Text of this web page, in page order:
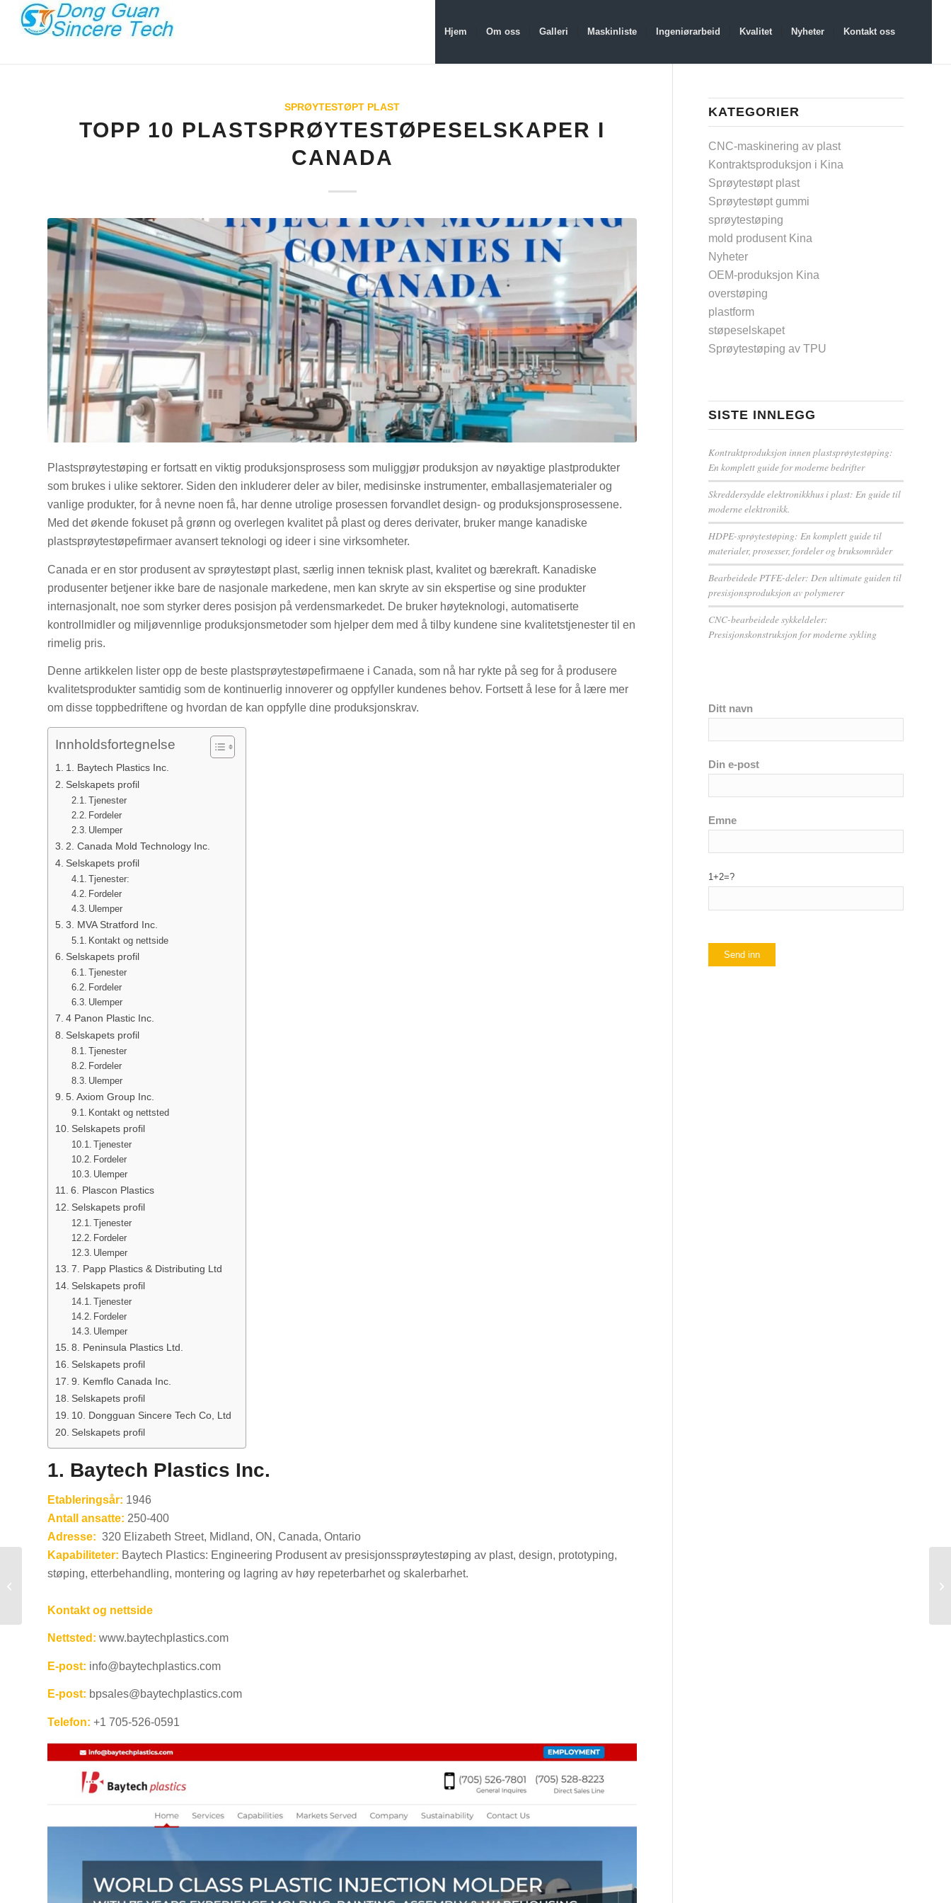
Hjem Om oss Galleri Maskinliste Ingeniørarbeid Kvalitet Nyheter Kontakt oss
SPRØYTESTØPT PLAST
TOPP 10 PLASTSPRØYTESTØPESELSKAPER I
CANADA
Plastsprøytestøping er fortsatt en viktig produksjonsprosess som muliggjør produksjon av nøyaktige plastprodukter
som brukes i ulike sektorer. Siden den inkluderer deler av biler, medisinske instrumenter, emballasjematerialer og
vanlige produkter, for å nevne noen få, har denne utrolige prosessen forvandlet design- og produksjonsprosessene.
Med det økende fokuset på grønn og overlegen kvalitet på plast og deres derivater, bruker mange kanadiske
plastsprøytestøpefirmaer avansert teknologi og ideer i sine virksomheter.
Canada er en stor produsent av sprøytestøpt plast, særlig innen teknisk plast, kvalitet og bærekraft. Kanadiske
produsenter betjener ikke bare de nasjonale markedene, men kan skryte av sin ekspertise og sine produkter
internasjonalt, noe som styrker deres posisjon på verdensmarkedet. De bruker høyteknologi, automatiserte
kontrollmidler og miljøvennlige produksjonsmetoder som hjelper dem med å tilby kundene sine kvalitetstjenester til en
rimelig pris.
Denne artikkelen lister opp de beste plastsprøytestøpefirmaene i Canada, som nå har rykte på seg for å produsere
kvalitetsprodukter samtidig som de kontinuerlig innoverer og oppfyller kundenes behov. Fortsett å lese for å lære mer
om disse toppbedriftene og hvordan de kan oppfylle dine produksjonskrav.
Innholdsfortegnelse
1. Baytech Plastics Inc.
Selskapets profil
Tjenester
Fordeler
Ulemper
2. Canada Mold Technology Inc.
Selskapets profil
Tjenester:
Fordeler
Ulemper
3. MVA Stratford Inc.
Kontakt og nettside
Selskapets profil
Tjenester
Fordeler
Ulemper
4 Panon Plastic Inc.
Selskapets profil
Tjenester
Fordeler
Ulemper
5. Axiom Group Inc.
Kontakt og nettsted
Selskapets profil
Tjenester
Fordeler
Ulemper
6. Plascon Plastics
Selskapets profil
Tjenester
Fordeler
Ulemper
7. Papp Plastics & Distributing Ltd
Selskapets profil
Tjenester
Fordeler
Ulemper
8. Peninsula Plastics Ltd.
Selskapets profil
9. Kemflo Canada Inc.
Selskapets profil
10. Dongguan Sincere Tech Co, Ltd
Selskapets profil
1. Baytech Plastics Inc.
Etableringsår: 1946
Antall ansatte: 250-400
Adresse: 320 Elizabeth Street, Midland, ON, Canada, Ontario
Kapabiliteter: Baytech Plastics: Engineering Produsent av presisjonssprøytestøping av plast, design, prototyping,
støping, etterbehandling, montering og lagring av høy repeterbarhet og skalerbarhet.
Kontakt og nettside
Nettsted: www.baytechplastics.com
E-post: info@baytechplastics.com
E-post: bpsales@baytechplastics.com
Telefon: +1 705-526-0591
KATEGORIER
CNC-maskinering av plast
Kontraktsproduksjon i Kina
Sprøytestøpt plast
Sprøytestøpt gummi
sprøytestøping
mold produsent Kina
Nyheter
OEM-produksjon Kina
overstøping
plastform
støpeselskapet
Sprøytestøping av TPU
SISTE INNLEGG
Kontraktproduksjon innen plastsprøytestøping:
En komplett guide for moderne bedrifter
Skreddersydde elektronikkhus i plast: En guide til
moderne elektronikk.
HDPE-sprøytestøping: En komplett guide til
materialer, prosesser, fordeler og bruksområder
Bearbeidede PTFE-deler: Den ultimate guiden til
presisjonsproduksjon av polymerer
CNC-bearbeidede sykkeldeler:
Presisjonskonstruksjon for moderne sykling
Ditt navn
Din e-post
Emne
1+2=?
Topp 10